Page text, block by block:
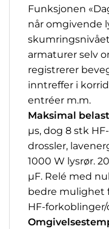
Funksjonen
når omgivende
armaturer selv
registrerer
inntreffer i
entréer m.m.
Maksimal
µs, dog 8 stk
drossler,
1000 W lysrør.
µF. Relé med
bedre mulighet
HF-forkoblinger/